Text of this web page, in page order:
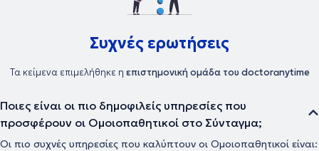
υγείας και να μπορεί να ανταπεξέλθει στις δυσκολίες της ζωής του
ιατρική εντείνεται όλο και περισσότερο η προσπάθεια για
προσωπική προσέγγιση των ασθενών τόσο στη διάγνωση όσο και
προβλήματος δεν βρίσκεται έξω αλλά μέσα στον άνθρωπο.
Ιατρική του μέλλοντος η θεραπεία στα μέτρα του Ανθρώπου.
Συχνές ερωτήσεις
Τα κείμενα επιμελήθηκε η επιστημονική ομάδα του doctoranytime
Ποιες είναι οι πιο δημοφιλείς υπηρεσίες που
προσφέρουν οι Ομοιοπαθητικοί στο Σύνταγμα;
Οι πιο συχνές υπηρεσίες που καλύπτουν οι Ομοιοπαθητικοί είναι: